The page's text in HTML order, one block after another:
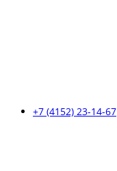
+7 (4152) 23-14-67